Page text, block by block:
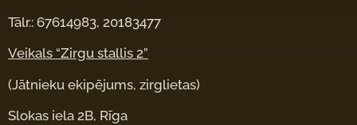
Tālr.: 67614983, 20183477
Veikals “Zirgu stallis 2”
(Jātnieku ekipējums, zirglietas)
Slokas iela 2B, Rīga